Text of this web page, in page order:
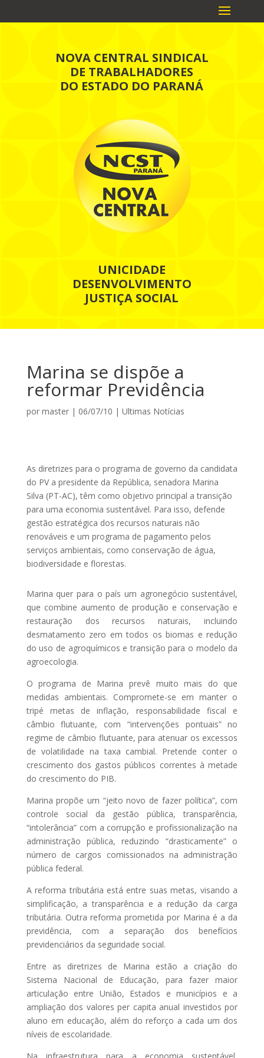
NOVA CENTRAL SINDICAL
DE TRABALHADORES
DO ESTADO DO PARANÁ
UNICIDADE
DESENVOLVIMENTO
JUSTIÇA SOCIAL
Marina se dispõe a
reformar Previdência
por master| 06/07/10 | Ultimas Notícias
As diretrizes para o programa de governo da candidata
do PV a presidente da República, senadora Marina
Silva (PT-AC), têm como objetivo principal a transição
para uma economia sustentável. Para isso, defende
gestão estratégica dos recursos naturais não
renováveis e um programa de pagamento pelos
serviços ambientais, como conservação de água,
biodiversidade e florestas.
Marina quer para o país um agronegócio sustentável,
que combine aumento de produção e conservação e
restauração dos recursos naturais, incluindo
desmatamento zero em todos os biomas e redução
do uso de agroquímicos e transição para o modelo da
agroecologia.
O programa de Marina prevê muito mais do que
medidas ambientais. Compromete-se em manter o
tripé metas de inflação, responsabilidade fiscal e
câmbio flutuante, com “intervenções pontuais” no
regime de câmbio flutuante, para atenuar os excessos
de volatilidade na taxa cambial. Pretende conter o
crescimento dos gastos públicos correntes à metade
do crescimento do PIB.
Marina propõe um “jeito novo de fazer política”, com
controle social da gestão pública, transparência,
“intolerância” com a corrupção e profissionalização na
administração pública, reduzindo “drasticamente” o
número de cargos comissionados na administração
pública federal.
A reforma tributária está entre suas metas, visando a
simplificação, a transparência e a redução da carga
tributária. Outra reforma prometida por Marina é a da
previdência, com a separação dos benefícios
previdenciários da seguridade social.
Entre as diretrizes de Marina estão a criação do
Sistema Nacional de Educação, para fazer maior
articulação entre União, Estados e municípios e a
ampliação dos valores per capita anual investidos por
aluno em educação, além do reforço a cada um dos
níveis de escolaridade.